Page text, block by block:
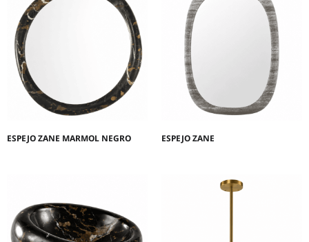
ESPEJO ZANE MARMOL NEGRO ESPEJO ZANE